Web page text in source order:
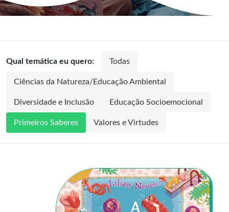
Qual temática eu quero: Todas
Ciências da Natureza/Educação Ambiental
Diversidade e Inclusão Educação Socioemocional
Primeiros Saberes Valores e Virtudes